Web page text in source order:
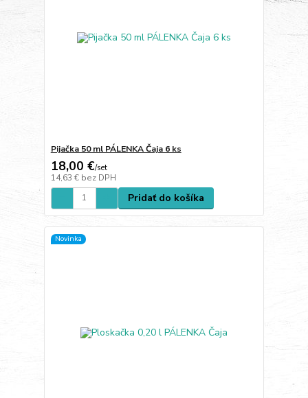
Pijačka 50 ml PÁLENKA Čaja 6 ks
18,00 €/set
14,63 € bez DPH
Pridať do košíka
Novinka